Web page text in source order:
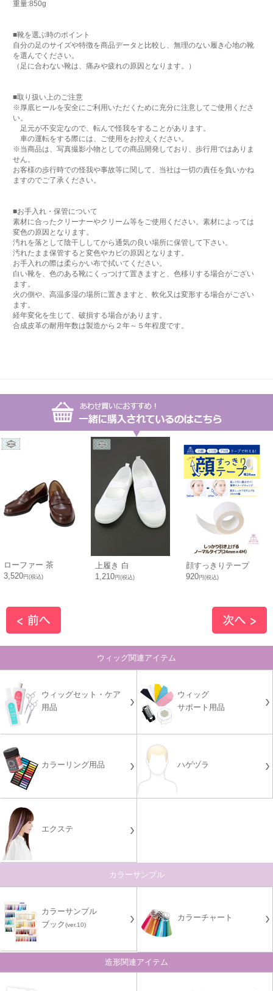
重量:850g
■靴を選ぶ時のポイント
自分の足のサイズや特徴を商品データと比較し、無理のない履き心地の靴
を選んでください。
（足に合わない靴は、痛みや疲れの原因となります。）
■取り扱い上のご注意
※厚底ヒールを安全にご利用いただくために充分に注意してご使用くださ
い。
足元が不安定なので、転んで怪我をすることがあります。
車の運転をする際には、ご使用をお控えください。
※当商品は、写真撮影小物としての商品開発しており、歩行用ではありま
せん。
お客様の歩行時での怪我や事故等に関して、当社は一切の責任を負いかね
ますのでご了承ください。
■お手入れ・保管について
素材に合ったクリーナーやクリーム等をご使用ください。素材によっては
変色の原因となります。
汚れを落として陰干ししてから通気の良い場所に保管して下さい。
汚れたまま保管すると変色やカビの原因となります。
お手入れの際は柔らかい布で拭いてください。
白い靴を、色のある靴にくっつけて置きますと、色移りする場合がござい
ます。
火の側や、高温多湿の場所に置きますと、軟化又は変形する場合がござい
ます。
経年変化を生じて、破損する場合があります。
合成皮革の耐用年数は製造から２年～５年程度です。
ローファー 茶
3,520円(税込)
上履き 白
1,210円(税込)
顔すっきりテープ
920円(税込)
ウィッグ関連アイテム
ウィッグセット・ケア
用品
ウィッグ
サポート用品
カラーリング用品 ハゲヅラ
エクステ
カラーサンプル
カラーサンプル
ブック(ver.10)
カラーチャート
造形関連アイテム